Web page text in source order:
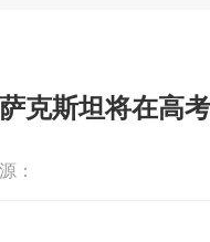
克斯坦将在高
：